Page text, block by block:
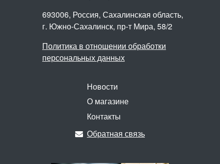
693006, Россия, Сахалинская область,
г. Южно-Сахалинск, пр-т Мира, 58/2
Политика в отношении обработки
персональных данных
Новости
О магазине
Контакты
Обратная связь